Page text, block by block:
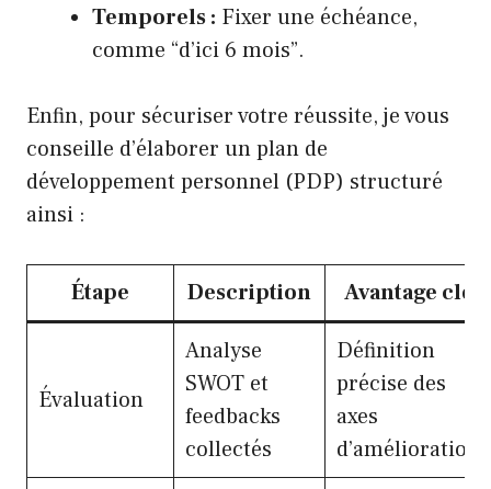
Temporels : Fixer une échéance,
comme “d’ici 6 mois”.
Enfin, pour sécuriser votre réussite, je vous
conseille d’élaborer un plan de
développement personnel (PDP) structuré
ainsi :
Étape Description Avantage clé
Évaluation
Analyse
SWOT et
feedbacks
collectés
Définition
précise des
axes
d’amélioration